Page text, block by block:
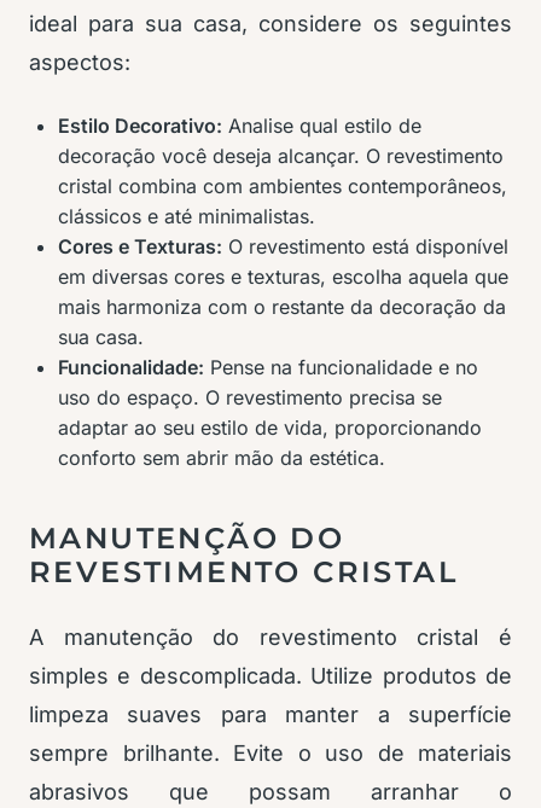
ideal para sua casa, considere os seguintes
aspectos:
Estilo Decorativo: Analise qual estilo de
decoração você deseja alcançar. O revestimento
cristal combina com ambientes contemporâneos,
clássicos e até minimalistas.
Cores e Texturas: O revestimento está disponível
em diversas cores e texturas, escolha aquela que
mais harmoniza com o restante da decoração da
sua casa.
Funcionalidade: Pense na funcionalidade e no
uso do espaço. O revestimento precisa se
adaptar ao seu estilo de vida, proporcionando
conforto sem abrir mão da estética.
MANUTENÇÃO DO
REVESTIMENTO CRISTAL
A manutenção do revestimento cristal é
simples e descomplicada. Utilize produtos de
limpeza suaves para manter a superfície
sempre brilhante. Evite o uso de materiais
abrasivos que possam arranhar o